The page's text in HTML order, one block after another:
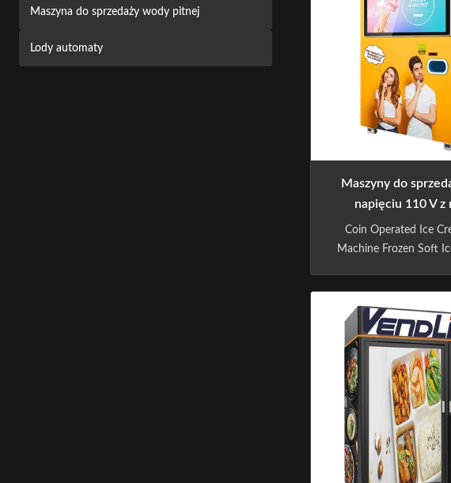
Maszyna do sprzedaży wody pitnej
Lody automaty
Mdb, Dex. Flexible
Height,
Maszyny do
napięciu 110 V z
Coin Operated Ice
Machine Frozen Soft
VENDING
CREATED BY
TECHNOLOGY,
FOUNDED IN 2009.
CONCEPT
BENEFITLIFE".